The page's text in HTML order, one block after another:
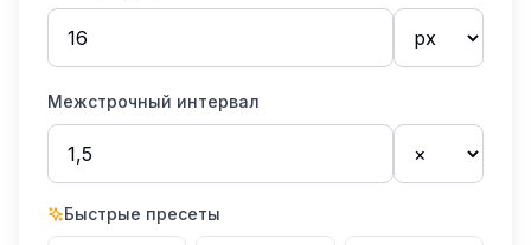
Межстрочный интервал
Быстрые пресеты